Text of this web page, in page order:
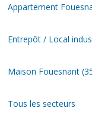
Appartement
Entrepôt / Local
Maison Fouesnant
Tous les secteurs